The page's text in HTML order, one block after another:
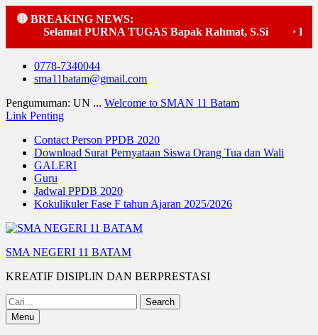
🔴 BREAKING NEWS:
Selamat PURNA TUGAS Bapak Rahmat, S.Si
Skip
0778-7340044
sma11batam@gmail.com
Pengumuman: UN ... Welcome to SMAN 11 Batam
Link Penting
Contact Person PPDB 2020
Download Surat Pernyataan Siswa Orang Tua dan Wali
GALERI
Guru
Jadwal PPDB 2020
Kokulikuler Fase F tahun Ajaran 2025/2026
SMA NEGERI 11 BATAM
KREATIF DISIPLIN DAN BERPRESTASI
Search
for:Menu